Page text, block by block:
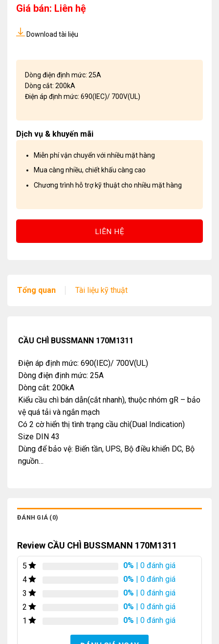
Giá bán: Liên hệ
Download tài liệu
Dòng điện định mức: 25A
Dòng cắt: 200kA
Điện áp định mức: 690(IEC)/ 700V(UL)
Dịch vụ & khuyến mãi
Miễn phí vận chuyển với nhiều mặt hàng
Mua càng nhiều, chiết khấu càng cao
Chương trình hỗ trợ kỹ thuật cho nhiều mặt hàng
LIÊN HỆ
Tổng quan Tài liệu kỹ thuật
CẦU CHÌ BUSSMANN 170M1311
Điện áp định mức: 690(IEC)/ 700V(UL)
Dòng điện định mức: 25A
Dòng cắt: 200kA
Kiểu cầu chì bán dẫn(cắt nhanh), thuộc nhóm gR – bảo
vệ quá tải và ngắn mạch
Có 2 cờ hiển thị tình trạng cầu chì(Dual Indication)
Size DIN 43
Dùng để bảo vệ: Biến tần, UPS, Bộ điều khiển DC, Bộ
nguồn…
ĐÁNH GIÁ (0)
Review CẦU CHÌ BUSSMANN 170M1311
5 0% | 0 đánh giá
4
0% | 0 đánh giá
3
0% | 0 đánh giá
2
0% | 0 đánh giá
1
0% | 0 đánh giá